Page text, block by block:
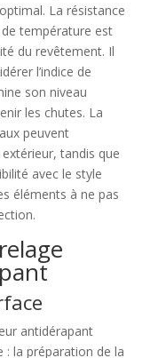
La résistance
température est
du revêtement. Il
l’indice de
son niveau
les chutes. La
peuvent
extérieur, tandis que
avec le style
éléments à ne pas
antidérapant
: la préparation de la